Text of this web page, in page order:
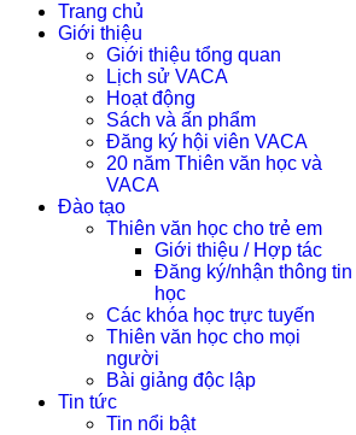
Trang chủ
Giới thiệu
Giới thiệu tổng quan
Lịch sử VACA
Hoạt động
Sách và ấn phẩm
Đăng ký hội viên VACA
20 năm Thiên văn học và
VACA
Đào tạo
Thiên văn học cho trẻ em
Giới thiệu / Hợp tác
Đăng ký/nhận thông
học
Các khóa học trực tuyến
Thiên văn học cho mọi
người
Bài giảng độc lập
Tin tức
Tin nổi bật